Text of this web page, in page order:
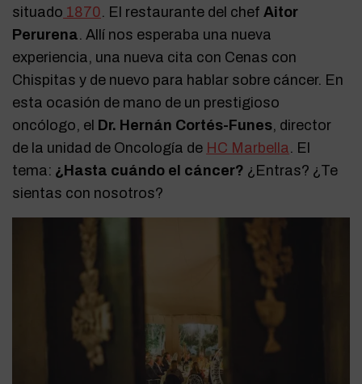
situado 1870. El restaurante del chefAitor
Perurena. Allí nos esperaba una nueva
experiencia, una nueva cita con Cenas con
Chispitas y de nuevo para hablar sobre cáncer. En
esta ocasión de mano de un prestigioso
oncólogo, el Dr. Hernán Cortés-Funes, director
de la unidad de Oncología de HC Marbella. El
tema: ¿Hasta cuándo el cáncer? ¿Entras? ¿Te
sientas con nosotros?